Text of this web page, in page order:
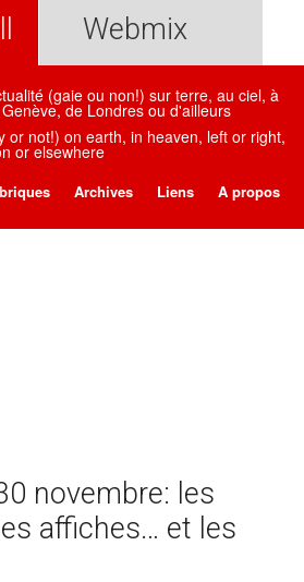
Webmix
(gaie ou non!) sur terre, au ciel, à
de Londres ou d'ailleurs
or not!) on earth, in heaven, left or right,
or elsewhere
Archives Liens A propos
novembre: les
affiches… et les